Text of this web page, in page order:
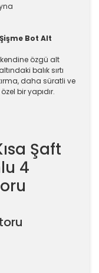
Bot Alt
özgü alt
balık sırtı
daha süratli ve
bir yapıdır.
Şaft
4